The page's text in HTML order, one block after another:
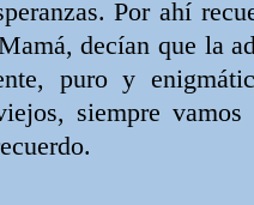
Por ahí
decían que la
puro y
siempre